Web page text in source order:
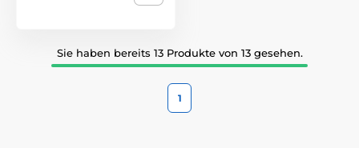
Sie haben bereits 13 Produkte von 13 gesehen.
1